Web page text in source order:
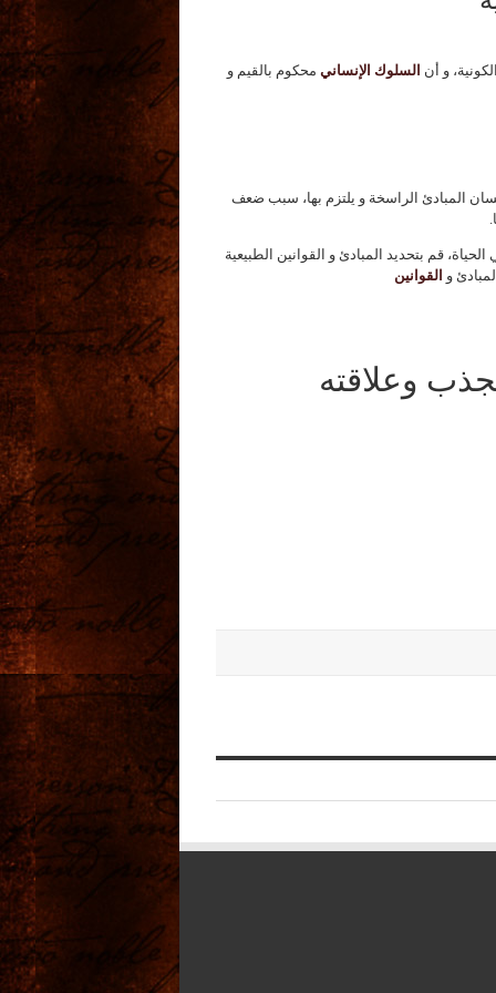
و أن السلوك الإنساني محكوم بالقيم و
المبادئ الراسخة و يلتزم بها، سبب ضعف
قم بتحديد المبادئ و القوانين الطبيعية
و القوانين
وعلاقته